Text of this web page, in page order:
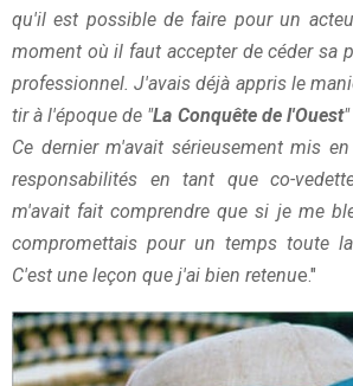
qu'il est possible de faire pour un
moment où il faut accepter de céder sa
professionnel. J'avais déjà appris le
tir à l'époque de "La Conquête de l'Ouest"
Ce dernier m'avait sérieusement mis
responsabilités en tant que co-
m'avait fait comprendre que si je me
compromettais pour un temps toute
C'est une leçon que j'ai bien retenue."